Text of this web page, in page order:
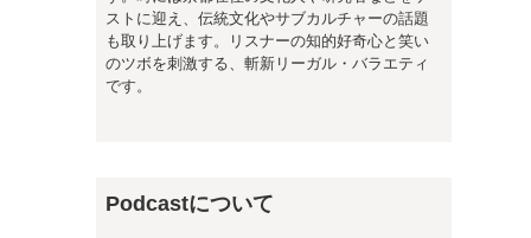
ストに迎え、伝統文化やサブカルチャーの話題
も取り上げます。リスナーの知的好奇心と笑い
のツボを刺激する、斬新リーガル・バラエティ
です。
Podcastについて